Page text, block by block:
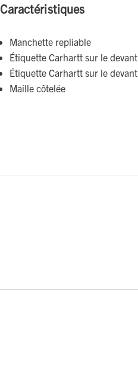
Caractéristiques
Manchette repliable
Étiquette Carhartt sur le devant
Étiquette Carhartt sur le devant
Maille côtelée